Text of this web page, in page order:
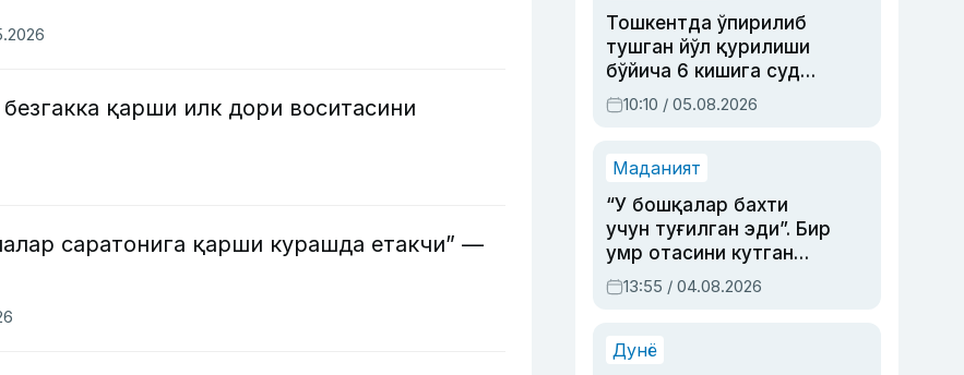
қарши илк дори воситасини
саратонига қарши курашда етакчи” —
Тошкентда ўпирилиб
тушган йўл қурилиши
бўйича 6 кишига суд
ҳукми ўқилди
10:10 / 05.08.2026
Маданият
“У бошқалар бахти
учун туғилган эди”. Бир
умр отасини кутган
актриса ва дубльяж
устаси Римма
синовларга тўла ҳаёти
13:55 / 04.08.2026
Дунё